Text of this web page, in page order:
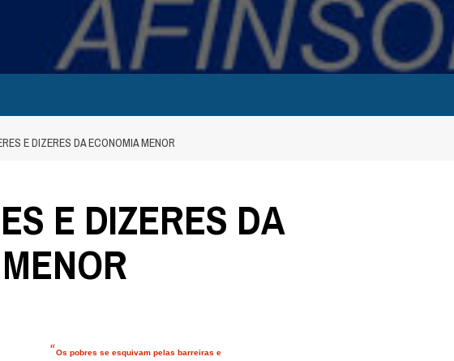
E DIZERES DA ECONOMIA MENOR
E DIZERES DA
“Os pobres se esquivam pelas barreiras e